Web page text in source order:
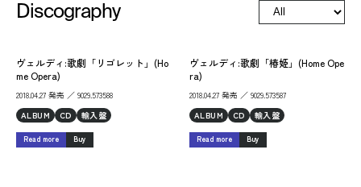
Discography
ヴェルディ:歌劇「リゴレット」(Ho
me Opera)
2018.04.27 発売 ／ 9029.573588
ALBUM
CD 輸入盤
Read more Buy
ヴェルディ:歌劇「椿姫」(Home Ope
ra)
2018.04.27 発売 ／ 9029.573587
ALBUM
CD 輸入盤
Read more Buy